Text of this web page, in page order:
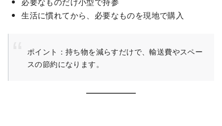
生活に慣れてから、必要なものを現地で購入
ポイント：持ち物を減らすだけで、輸送費やスペー
スの節約になります。